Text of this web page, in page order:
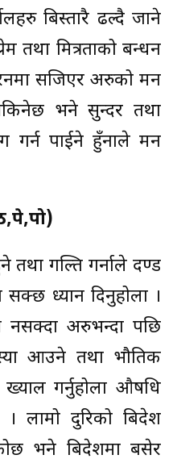
बिस्तारै ढल्दै जाने
तथा मित्रताको बन्धन
सजिएर अरुको मन
भने सुन्दर तथा
गर्न पाईने हुँनाले मन
तथा गल्ति गर्नाले दण्ड
सक्छ ध्यान दिनुहोला ।
नसक्दा अरुभन्दा पछि
आउने तथा भौतिक
ख्याल गर्नुहोला औषधि
लामो दुरिको बिदेश
भने बिदेशमा बसेर